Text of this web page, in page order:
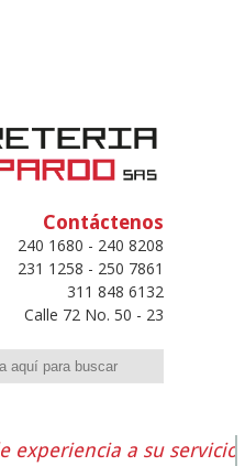
Contáctenos
240 1680 - 240 8208
231 1258 - 250 7861
311 848 6132
Calle 72 No. 50 - 23
experiencia a su servicio